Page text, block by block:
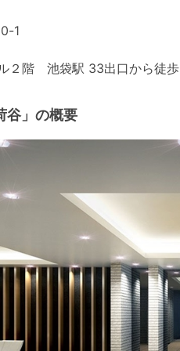
1
２階 池袋駅 33出口から徒
谷」の概要